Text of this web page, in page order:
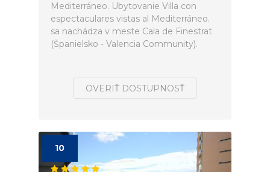
Mediterráneo. Ubytovanie Villa con
espectaculares vistas al Mediterráneo.
sa nachádza v meste Cala de Finestrat
(Španielsko - Valencia Community).
OVERIŤ DOSTUPNOSŤ
10